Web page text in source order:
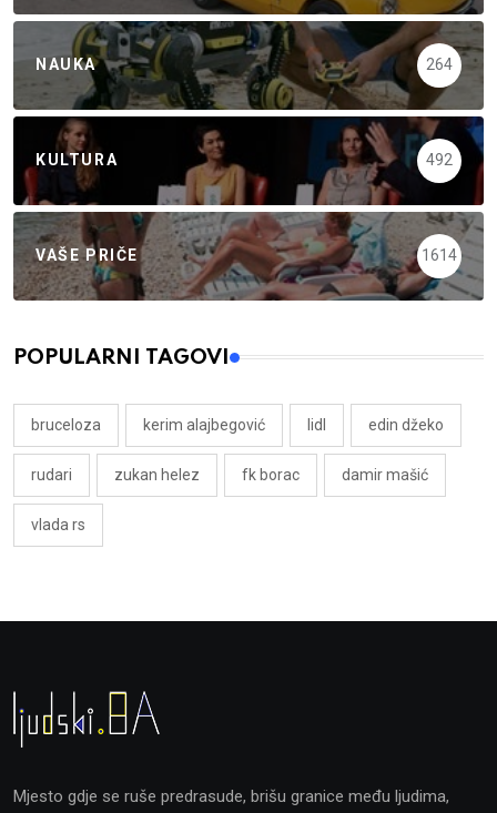
NAUKA 264
KULTURA 492
VAŠE PRIČE 1614
POPULARNI TAGOVI
bruceloza kerim alajbegović lidl edin džeko
rudari zukan helez fk borac damir mašić
vlada rs
Mjesto gdje se ruše predrasude, brišu granice među ljudima,